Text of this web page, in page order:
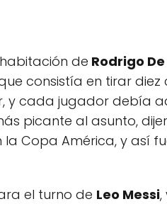
de Rodrigo
consistía en tirar
y cada jugador debía
picante al asunto,
Copa América, y así
el turno de Leo Messi,